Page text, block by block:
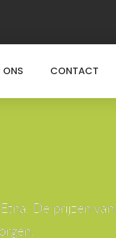
ONS CONTACT
De prijzen